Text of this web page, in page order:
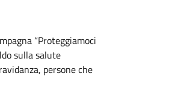
“Proteggiamoci
sulla salute
persone che